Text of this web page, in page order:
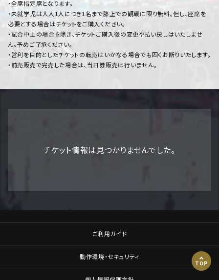
・全席指定席となります。
・未就学児は大人1人につき1名まで膝上での観戦に限り無料。但し、座席を
必要とする場合はチケットをご購入ください。
・試合中止の場合を除き、チケットご購入後の変更や払い戻しはいたしませ
ん。予めご了承ください。
・営利を目的としたチケットの転売はいかなる場合でも固くお断りいたします。
・前売販売で完売した場合は、当日券販売は行いません。
チケット情報は見つかりませんでした。
ご利用ガイド
動作環境・セキュリティ
TOP